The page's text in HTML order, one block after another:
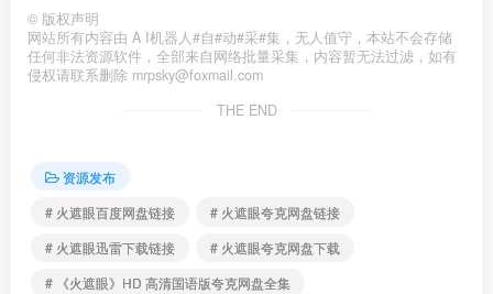
© 版权声明
网站所有内容由 A I机器人#自#动#采#集，无人值守，本站不会存储
任何非法资源软件，全部来自网络批量采集，内容暂无法过滤，如有
侵权请联系删除 mrpsky@foxmail.com
THE END
资源发布
# 火遮眼百度网盘链接
# 火遮眼夸克网盘链接
# 火遮眼迅雷下载链接
# 火遮眼夸克网盘下载
# 《火遮眼》HD 高清国语版夸克网盘全集